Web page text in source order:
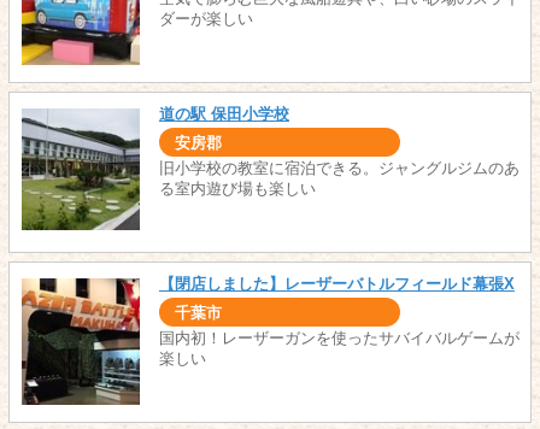
ダーが楽しい
道の駅 保田小学校
安房郡
旧小学校の教室に宿泊できる。ジャングルジムのあ
る室内遊び場も楽しい
【閉店しました】レーザーバトルフィールド幕張X
千葉市
国内初！レーザーガンを使ったサバイバルゲームが
楽しい